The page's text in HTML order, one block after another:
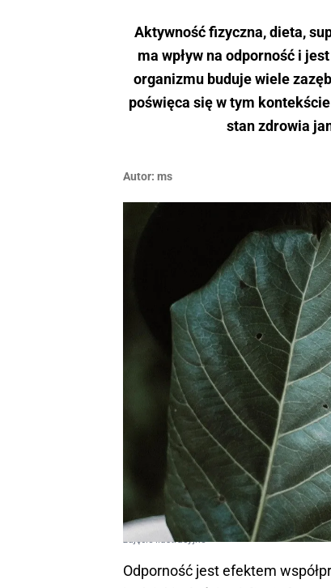
Aktywność fizyczna, dieta,
ma wpływ na odporność i
organizmu buduje wiele
poświęca się w tym
stan zdrowia
Autor: ms
zdjęcie ilustracyjne
Odporność jest efektem